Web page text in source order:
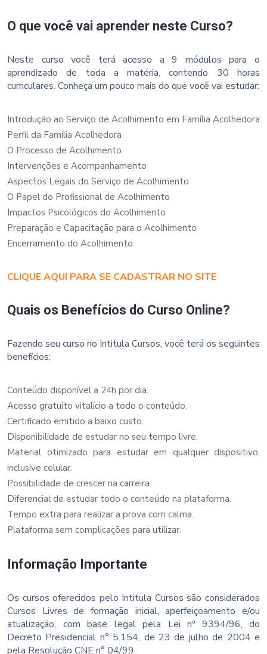
O que você vai aprender neste Curso?
Neste curso você terá acesso a 9 módulos para o
aprendizado de toda a matéria, contendo 30 horas
curriculares. Conheça um pouco mais do que você vai estudar:
Introdução ao Serviço de Acolhimento em Família Acolhedora
Perfil da Família Acolhedora
O Processo de Acolhimento
Intervenções e Acompanhamento
Aspectos Legais do Serviço de Acolhimento
O Papel do Profissional de Acolhimento
Impactos Psicológicos do Acolhimento
Preparação e Capacitação para o Acolhimento
Encerramento do Acolhimento
CLIQUE AQUI PARA SE CADASTRAR NO SITE
Quais os Benefícios do Curso Online?
Fazendo seu curso no Intitula Cursos, você terá os seguintes
benefícios:
Conteúdo disponível a 24h por dia.
Acesso gratuito vitalício a todo o conteúdo.
Certificado emitido a baixo custo.
Disponibilidade de estudar no seu tempo livre.
Material otimizado para estudar em qualquer dispositivo,
inclusive celular.
Possibilidade de crescer na carreira.
Diferencial de estudar todo o conteúdo na plataforma.
Tempo extra para realizar a prova com calma.
Plataforma sem complicações para utilizar.
Informação Importante
Os cursos oferecidos pelo Intitula Cursos são considerados
Cursos Livres de formação inicial, aperfeiçoamento e/ou
atualização, com base legal pela Lei nº 9394/96, do
Decreto Presidencial n° 5.154, de 23 de julho de 2004 e
pela Resolução CNE n° 04/99.